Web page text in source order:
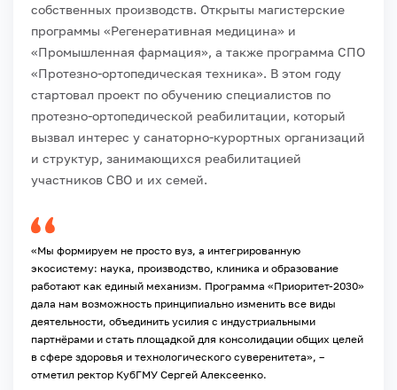
собственных производств. Открыты магистерские
программы «Регенеративная медицина» и
«Промышленная фармация», а также программа СПО
«Протезно-ортопедическая техника». В этом году
стартовал проект по обучению специалистов по
протезно-ортопедической реабилитации, который
вызвал интерес у санаторно-курортных организаций
и структур, занимающихся реабилитацией
участников СВО и их семей.
«Мы формируем не просто вуз, а интегрированную
экосистему: наука, производство, клиника и образование
работают как единый механизм. Программа «Приоритет-2030»
дала нам возможность принципиально изменить все виды
деятельности, объединить усилия с индустриальными
партнёрами и стать площадкой для консолидации общих целей
в сфере здоровья и технологического суверенитета», –
отметил ректор КубГМУ Сергей Алексеенко.